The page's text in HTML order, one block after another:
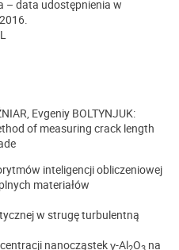
– data udostępnienia w
Evgeniy BOLTYNJUK:
of measuring crack length
inteligencji obliczeniowej
materiałów
w strugę turbulentną
nanocząstek γ-Al O na